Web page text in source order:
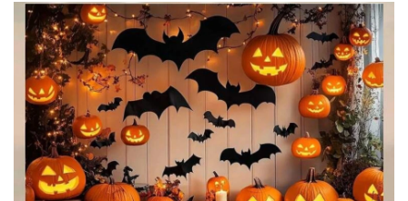
Hàng